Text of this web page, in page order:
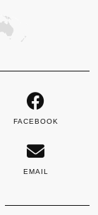
FACEBOOK
EMAIL